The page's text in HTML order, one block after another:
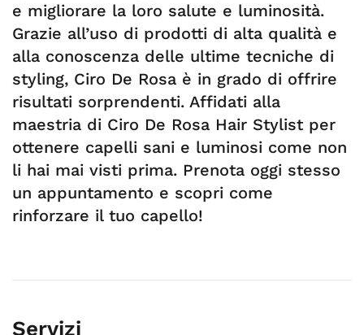
e migliorare la loro salute e luminosità.
Grazie all’uso di prodotti di alta qualità e
alla conoscenza delle ultime tecniche di
styling, Ciro De Rosa è in grado di offrire
risultati sorprendenti. Affidati alla
maestria di Ciro De Rosa Hair Stylist per
ottenere capelli sani e luminosi come non
li hai mai visti prima. Prenota oggi stesso
un appuntamento e scopri come
rinforzare il tuo capello!
Servizi